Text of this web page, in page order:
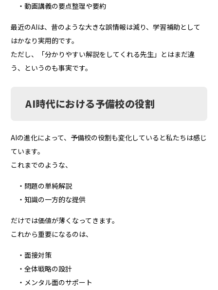
・動画講義の要点整理や要約
最近のAIは、昔のような大きな誤情報は減り、学習補助として
はかなり実用的です。
ただし、
「分かりやすい解説をしてくれる先生」とはまだ違
う、 というのも事実です。
AI時代における予備校の役割
AIの進化によって、予備校の役割も変化していると私たちは感じ
ています。
これまでのような、
・問題の単純解説
・知識の一方的な提供
だけでは価値が薄くなってきます。
これから重要になるのは、
・面接対策
・全体戦略の設計
・メンタル面のサポート